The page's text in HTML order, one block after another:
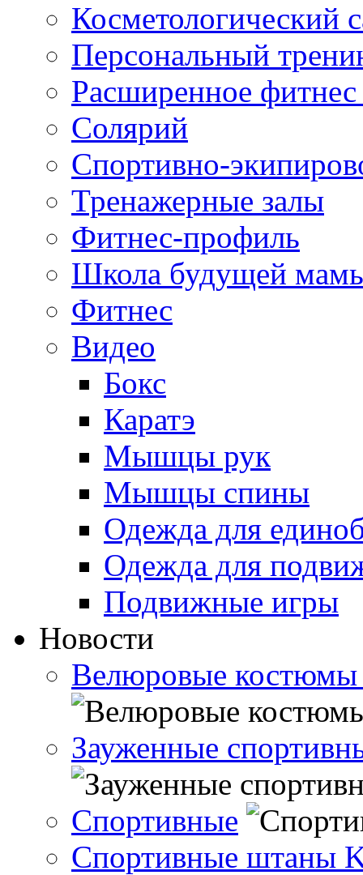
Косметологический
Персональный
Расширенное фитнес
Солярий
Спортивно-
Тренажерные залы
Фитнес-профиль
Школа будущей
Фитнес
Видео
Бокс
Каратэ
Мышцы рук
Мышцы спины
Одежда для
Одежда для
Подвижные игры
Новости
Велюровые костюмы
Зауженные
Спортивные
Спортивные штаны